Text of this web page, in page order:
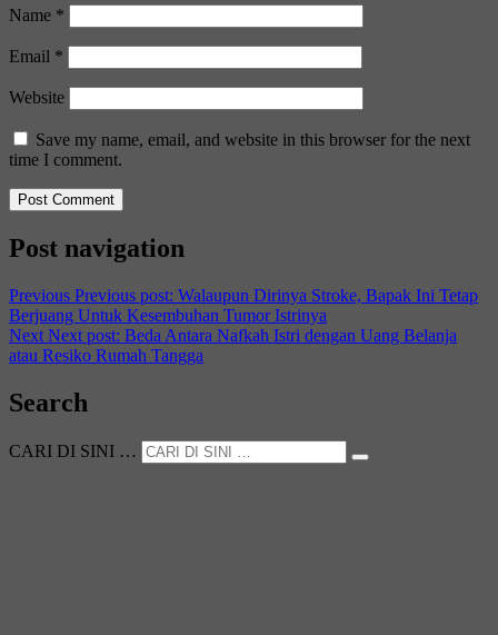
Name *
Email *
Website
Save my name, email, and website in this browser for the next
time I comment.
Post navigation
Previous Previous post: Walaupun Dirinya Stroke, Bapak Ini Tetap
Berjuang Untuk Kesembuhan Tumor Istrinya
Next Next post: Beda Antara Nafkah Istri dengan Uang Belanja
atau Resiko Rumah Tangga
Search
CARI DI SINI …